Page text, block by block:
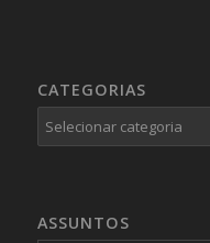
CATEGORIAS
Categorias
ASSUNTOS